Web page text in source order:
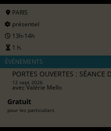
PARIS
présentiel
13h-14h
1 h.
ÉVÉNEMENTS
PORTES OUVERTES : SÉANCE
12 sept 2026
avecValérie Mello
Gratuit
pour les particuliers